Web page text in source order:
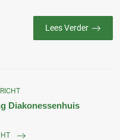
Lees Verder
Diakonessenhuis